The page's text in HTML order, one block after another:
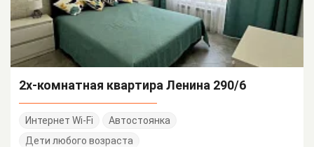
2х-комнатная квартира Ленина 290/6
Интернет Wi-Fi
Автостоянка
Дети любого возраста